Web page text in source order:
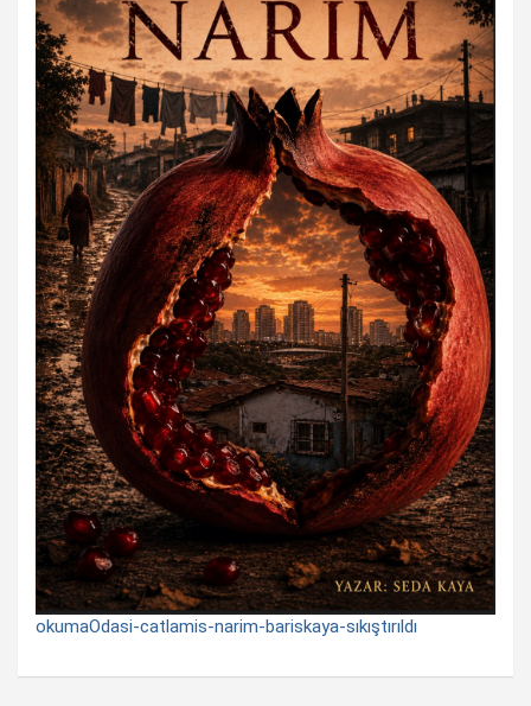
okumaOdasi-catlamis-narim-bariskaya-sıkıştırıldı